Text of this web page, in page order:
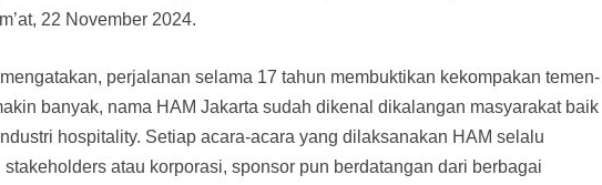
22 November 2024.
perjalanan selama 17 tahun membuktikan kekompakan temen-
banyak, nama HAM Jakarta sudah dikenal dikalangan masyarakat baik
hospitality. Setiap acara-acara yang dilaksanakan HAM selalu
atau korporasi, sponsor pun berdatangan dari berbagai